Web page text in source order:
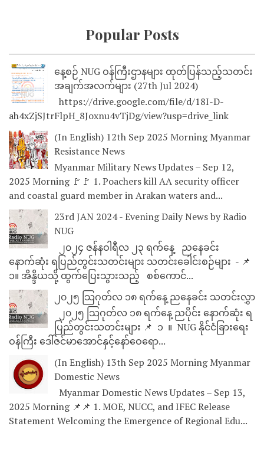
Popular Posts
နေ့စဉ် NUG ဝန်ကြီးဌာနများ ထုတ်ပြန်သည့်သတင်း
အချက်အလက်များ (27th Jul 2024)
https://drive.google.com/file/d/18I-D-
ah4xZjSJtrFlpH_8Joxnu4vTjDg/view?usp=drive_link
(In English) 12th Sep 2025 Morning Myanmar
Resistance News
Myanmar Military News Updates – Sep 12,
2025 Morning 🚩🚩 1. Poachers kill AA security officer
and coastal guard member in Arakan waters and...
23rd JAN 2024 - Evening Daily News by Radio
NUG
၂၀၂၄ ဇန်နဝါရီလ ၂၃ ရက်နေ့ ညနေခင်း
နောက်ဆုံး ရပြည်တွင်းသတင်းများ သတင်းခေါင်းစဉ်များ - 📌
၁။ အိန္ဒိယသို့ ထွက်ပြေးသွားသည့် စစ်ကောင်...
၂၀၂၅ သြဂုတ်လ ၁၈ ရက်နေ့ ညနေခင်း သတင်းလွှာ
၂၀၂၅ သြဂုတ်လ ၁၈ ရက်နေ့ ညပိုင်း နောက်ဆုံး ရ
ပြည်တွင်းသတင်းများ 📌 ⁨⁨⁨⁨ ၁ ⁨ ။ ⁨ NUG နိုင်ငံခြားရေး
ဝန်ကြီး ဒေါ်ဇင်မာအောင်နှင့်နော်ဝေရော...
(In English) 13th Sep 2025 Morning Myanmar
Domestic News
Myanmar Domestic News Updates – Sep 13,
2025 Morning 📌📌 1. MOE, NUCC, and IFEC Release
Statement Welcoming the Emergence of Regional Edu...